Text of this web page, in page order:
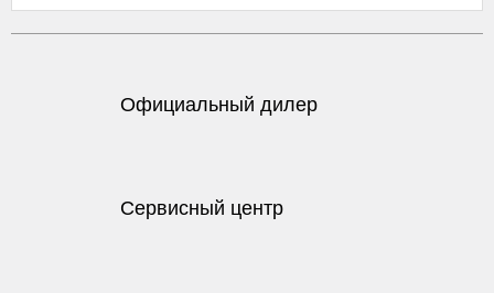
Официальный дилер
Сервисный центр